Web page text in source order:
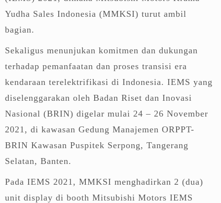
Yudha Sales Indonesia (MMKSI) turut ambil
bagian.
Sekaligus menunjukan komitmen dan dukungan
terhadap pemanfaatan dan proses transisi era
kendaraan terelektrifikasi di Indonesia. IEMS yang
diselenggarakan oleh Badan Riset dan Inovasi
Nasional (BRIN) digelar mulai 24 – 26 November
2021, di kawasan Gedung Manajemen ORPPT-
BRIN Kawasan Puspitek Serpong, Tangerang
Selatan, Banten.
Pada IEMS 2021, MMKSI menghadirkan 2 (dua)
unit display di booth Mitsubishi Motors IEMS